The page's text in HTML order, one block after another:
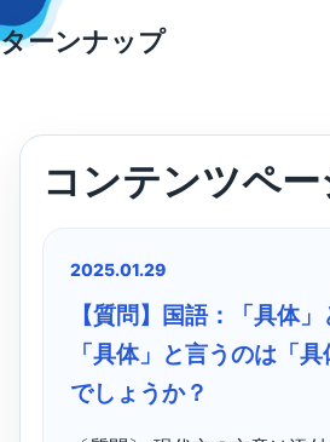
Skip
to
ターンナップ
コンテンツペー
2025.01.29
【質問】国語：「具体
「具体」と言うのは「
でしょうか？